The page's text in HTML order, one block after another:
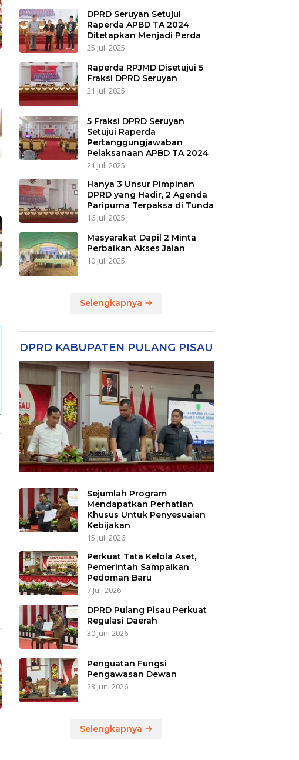
DPRD Seruyan Setujui
Raperda APBD TA 2024
Ditetapkan Menjadi Perda
25 Juli 2025
Raperda RPJMD Disetujui 5
Fraksi DPRD Seruyan
21 Juli 2025
5 Fraksi DPRD Seruyan
Setujui Raperda
Pertanggungjawaban
Pelaksanaan APBD TA 2024
21 Juli 2025
Hanya 3 Unsur Pimpinan
DPRD yang Hadir, 2 Agenda
Paripurna Terpaksa di Tunda
16 Juli 2025
Masyarakat Dapil 2 Minta
Perbaikan Akses Jalan
10 Juli 2025
Selengkapnya
DPRD KABUPATEN PULANG PISAU
Sejumlah Program
Mendapatkan Perhatian
Khusus Untuk Penyesuaian
Kebijakan
15 Juli 2026
Perkuat Tata Kelola Aset,
Pemerintah Sampaikan
Pedoman Baru
7 Juli 2026
DPRD Pulang Pisau Perkuat
Regulasi Daerah
30 Juni 2026
Penguatan Fungsi
Pengawasan Dewan
23 Juni 2026
Selengkapnya